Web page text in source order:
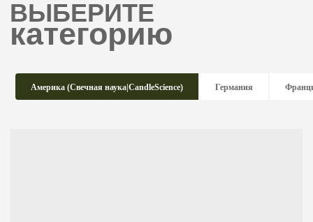
Америка (Свечная наука|CandleScience) Германия